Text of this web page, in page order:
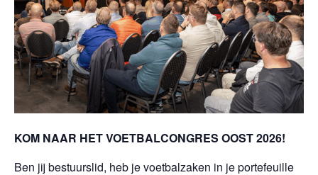
KOM NAAR HET VOETBALCONGRES OOST 2026!
Ben jij bestuurslid, heb je voetbalzaken in je portefeuille